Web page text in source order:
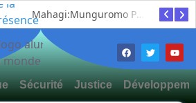
Mahagi:Munguromo Pirowambe David alerte sur le renforcement de la présence de la CODECO et la prolifération des barrières illégales
Sécurité Justice